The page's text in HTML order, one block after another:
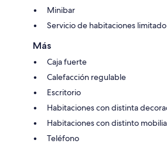
Minibar
Servicio de habitaciones limitado
Más
Caja fuerte
Calefacción regulable
Escritorio
Habitaciones con distinta
Habitaciones con distinto
Teléfono